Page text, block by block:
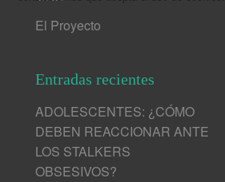
El Proyecto
Entradas recientes
ADOLESCENTES: ¿CÓMO
DEBEN REACCIONAR ANTE
LOS STALKERS
OBSESIVOS?